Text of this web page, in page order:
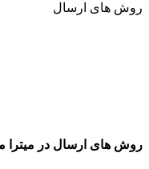
روش های ارسال
روش های ارسال در میترا